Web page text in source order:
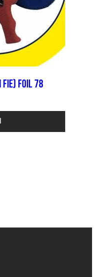
FIE) Foil 78